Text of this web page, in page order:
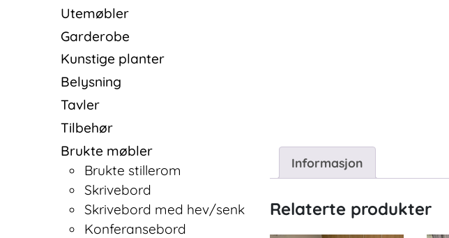
Utemøbler
Garderobe
Kunstige planter
Belysning
Tavler
Tilbehør
Brukte møbler
Brukte stillerom
Skrivebord
Skrivebord med hev/senk
Konferansebord
Informasjon
Relaterte produkter